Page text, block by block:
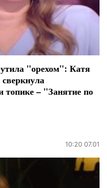
"орехом": Катя
топике – "Занятие по
10:20 07.01